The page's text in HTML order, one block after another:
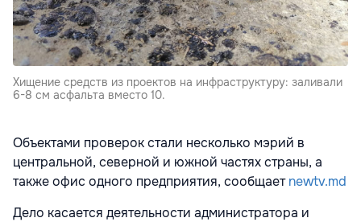
Хищение средств из проектов на инфраструктуру: заливали
6-8 см асфальта вместо 10.
Объектами проверок стали несколько мэрий в
центральной, северной и южной частях страны, а
также офис одного предприятия, сообщаетnewtv.md
Дело касается деятельности администратора и